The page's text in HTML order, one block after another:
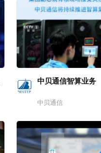
中贝通信智算业务
中贝通信